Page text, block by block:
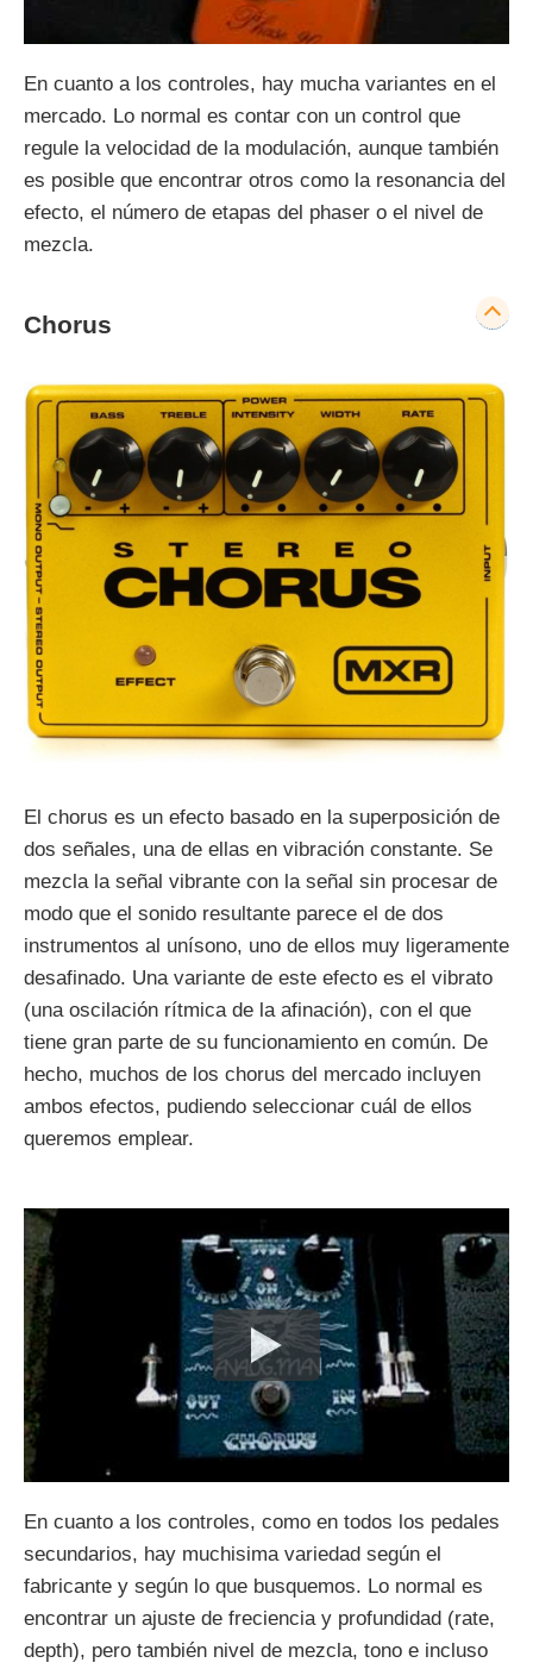
En cuanto a los controles, hay mucha variantes en el
mercado. Lo normal es contar con un control que
regule la velocidad de la modulación, aunque también
es posible que encontrar otros como la resonancia del
efecto, el número de etapas del phaser o el nivel de
mezcla.
Chorus
El chorus es un efecto basado en la superposición de
dos señales, una de ellas en vibración constante. Se
mezcla la señal vibrante con la señal sin procesar de
modo que el sonido resultante parece el de dos
instrumentos al unísono, uno de ellos muy ligeramente
desafinado. Una variante de este efecto es el vibrato
(una oscilación rítmica de la afinación), con el que
tiene gran parte de su funcionamiento en común. De
hecho, muchos de los chorus del mercado incluyen
ambos efectos, pudiendo seleccionar cuál de ellos
queremos emplear.
En cuanto a los controles, como en todos los pedales
secundarios, hay muchisima variedad según el
fabricante y según lo que busquemos. Lo normal es
encontrar un ajuste de freciencia y profundidad (rate,
depth), pero también nivel de mezcla, tono e incluso